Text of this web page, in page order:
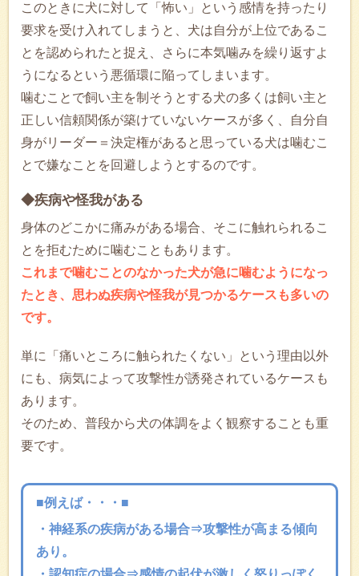
このときに犬に対して「怖い」という感情を持ったり
要求を受け入れてしまうと、犬は自分が上位であるこ
とを認められたと捉え、さらに本気噛みを繰り返すよ
うになるという悪循環に陥ってしまいます。
噛むことで飼い主を制そうとする犬の多くは飼い主と
正しい信頼関係が築けていないケースが多く、自分自
身がリーダー＝決定権があると思っている犬は噛むこ
とで嫌なことを回避しようとするのです。
◆疾病や怪我がある
身体のどこかに痛みがある場合、そこに触れられるこ
とを拒むために噛むこともあります。
これまで噛むことのなかった犬が急に噛むようになっ
たとき、思わぬ疾病や怪我が見つかるケースも多いの
です。
単に「痛いところに触られたくない」という理由以外
にも、病気によって攻撃性が誘発されているケースも
あります。
そのため、普段から犬の体調をよく観察することも重
要です。
■例えば・・・■
・神経系の疾病がある場合⇒攻撃性が高まる傾向
あり。